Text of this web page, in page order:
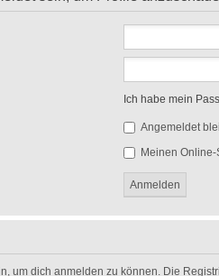
Ich habe mein
Angemeldet
Meinen
um dich anmelden zu können. Die